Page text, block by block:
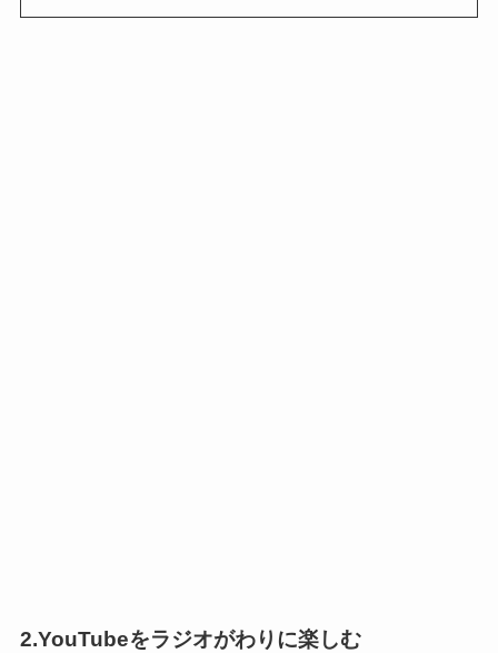
2.YouTubeをラジオがわりに楽しむ